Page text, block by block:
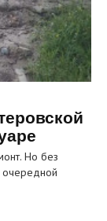
Но без
очередной